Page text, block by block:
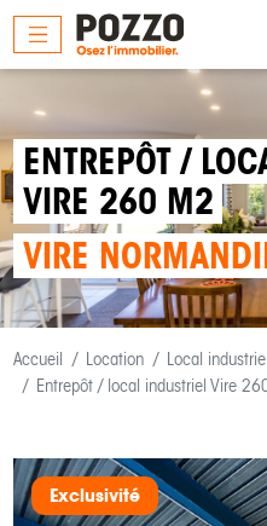
ENTREPÔT /
VIRE 260 M2
VIRE
Accueil Location Local industriel
Entrepôt / local industriel Vire
Exclusivité